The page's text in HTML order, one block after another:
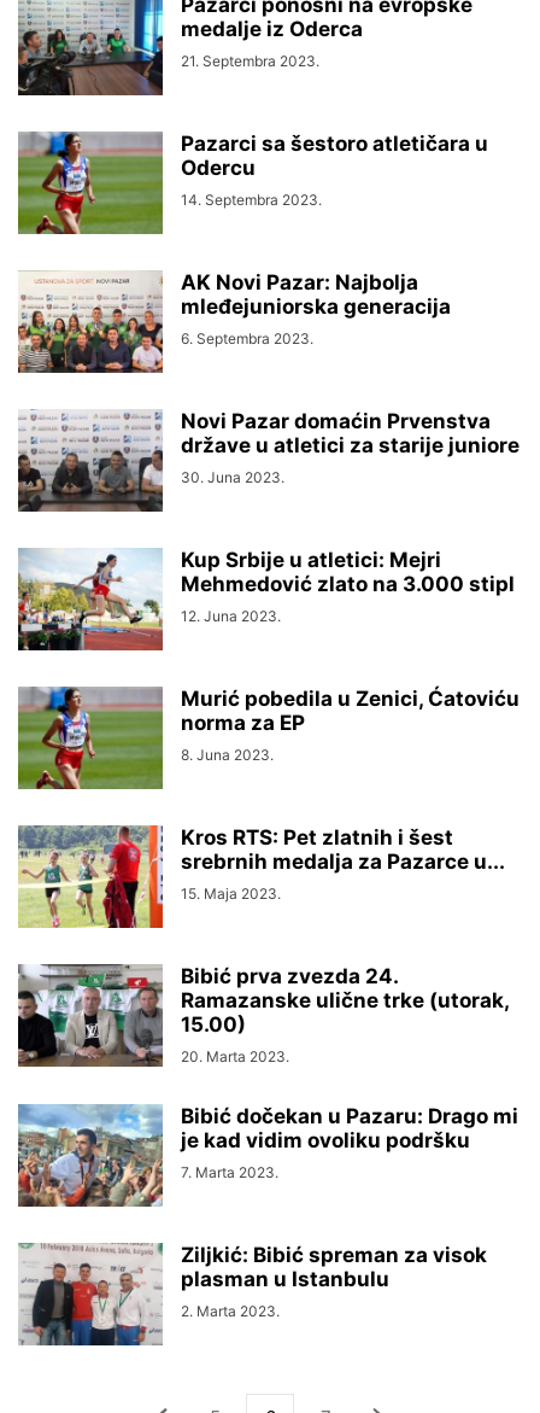
Pazarci ponosni na evropske
medalje iz Oderca
21. Septembra 2023.
Pazarci sa šestoro atletičara u
Odercu
14. Septembra 2023.
AK Novi Pazar: Najbolja
mleđejuniorska generacija
6. Septembra 2023.
Novi Pazar domaćin Prvenstva
države u atletici za starije juniore
30. Juna 2023.
Kup Srbije u atletici: Mejri
Mehmedović zlato na 3.000 stipl
12. Juna 2023.
Murić pobedila u Zenici, Ćatoviću
norma za EP
8. Juna 2023.
Kros RTS: Pet zlatnih i šest
srebrnih medalja za Pazarce u...
15. Maja 2023.
Bibić prva zvezda 24.
Ramazanske ulične trke (utorak,
15.00)
20. Marta 2023.
Bibić dočekan u Pazaru: Drago mi
je kad vidim ovoliku podršku
7. Marta 2023.
Ziljkić: Bibić spreman za visok
plasman u Istanbulu
2. Marta 2023.